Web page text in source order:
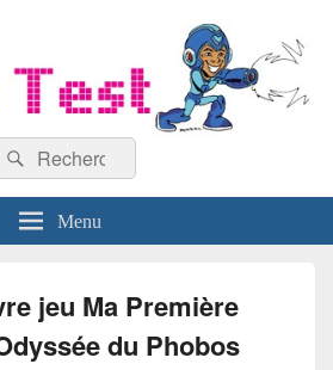
Recherche :
Rechercher
Menu
jeu Ma Première
du Phobos